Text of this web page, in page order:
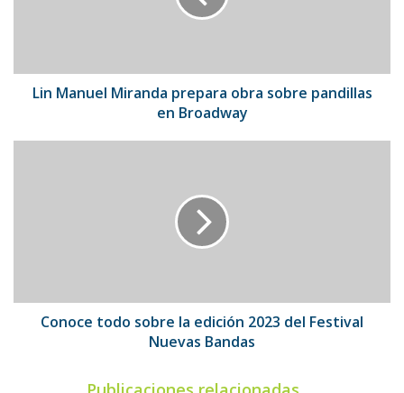
Broadway
Lin Manuel Miranda prepara obra sobre pandillas
en Broadway
Nuevas
BandasConoce todo sobre la edición 2023 del Festival
Nuevas Bandas